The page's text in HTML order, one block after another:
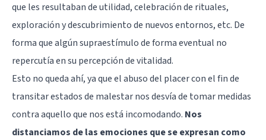
que les resultaban de utilidad, celebración de rituales,
exploración y descubrimiento de nuevos entornos, etc. De
forma que algún supraestímulo de forma eventual no
repercutía en su percepción de vitalidad.
Esto no queda ahí, ya que el abuso del placer con el fin de
transitar estados de malestar nos desvía de tomar medidas
contra aquello que nos está incomodando. Nos
distanciamos de las emociones que se expresan como